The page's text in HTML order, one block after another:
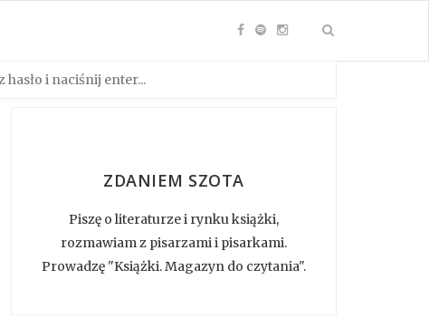
ZDANIEM SZOTA
Piszę o literaturze i rynku książki,
rozmawiam z pisarzami i pisarkami.
Prowadzę "Książki. Magazyn do czytania".